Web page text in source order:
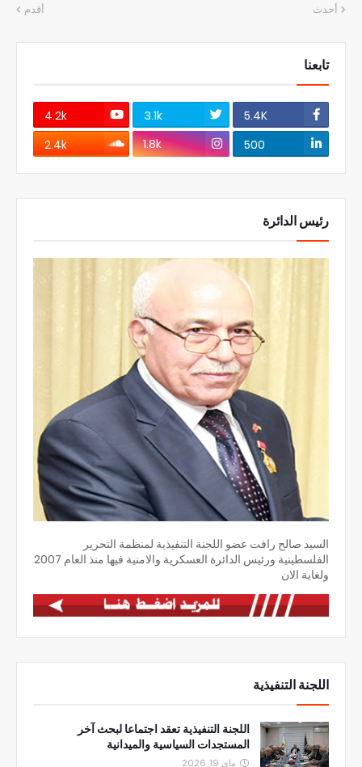
أحدث أقدم
تابعنا
5.4K
3.1k
4.2k
500
1.8k
2.4k
رئيس الدائرة
السيد صالح رافت عضو اللجنة التنفيذية لمنظمة التحرير
الفلسطينية ورئيس الدائرة العسكرية والامنية فيها منذ العام 2007
ولغاية الان
اللجنة التنفيذية
اللجنة التنفيذية تعقد اجتماعا لبحث آخر
المستجدات السياسية والميدانية
ماي 19, 2026